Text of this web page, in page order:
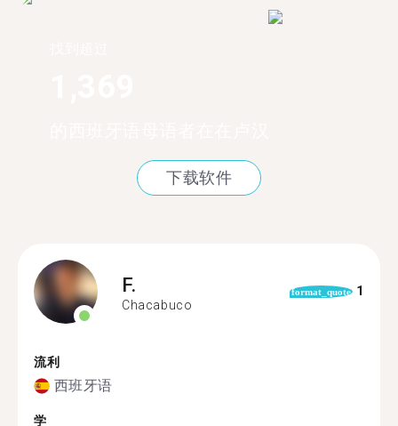
下载软件
F.
Chacabuco
format_quote 1
流利
西班牙语
学